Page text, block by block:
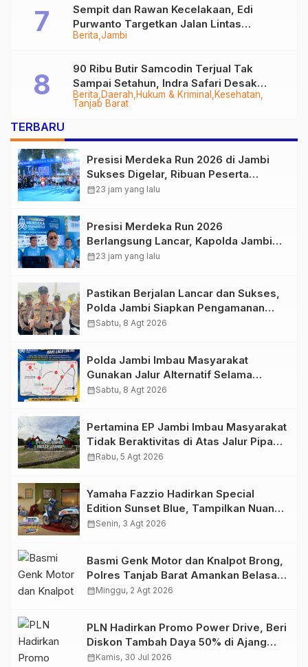
Berita Jambi
Sempit dan Rawan Kecelakaan, Edi
Purwanto Targetkan Jalan Lintas
Tungkal-Jambi Mulus di 2028
Berita Daerah Hukum & Kriminal
Kesehatan
Tanjab Barat
90 Ribu Butir Samcodin Terjual Tak
Sampai Setahun, Indra Safari Desak
Audit Menyeluruh
TERBARU
Presisi Merdeka Run 2026 di Jambi
Sukses Digelar, Ribuan Peserta
Ramaikan Event Nasional
calendar_month23 jam yang lalu
Presisi Merdeka Run 2026
Berlangsung Lancar, Kapolda Jambi
Ucapkan Terimakasih dan Apresiasi
calendar_month23 jam yang lalu
Pastikan Berjalan Lancar dan Sukses,
Polda Jambi Siapkan Pengamanan
Berlapis untuk 8.750 Pelari, 1.848
calendar_monthSabtu, 8 Agt 2026
Polda Jambi Imbau Masyarakat
Gunakan Jalur Alternatif Selama
Pelaksanaan Presisi Merdeka Run
calendar_monthSabtu, 8 Agt 2026
Pertamina EP Jambi Imbau Masyarakat
Tidak Beraktivitas di Atas Jalur Pipa
Migas Demi Keselamatan Bersama
calendar_monthRabu, 5 Agt 2026
Yamaha Fazzio Hadirkan Special
Edition Sunset Blue, Tampilkan Nuansa
Retro Summer yang Semakin Skena
calendar_monthSenin, 3 Agt 2026
Basmi Genk Motor dan Knalpot Brong,
Polres Tanjab Barat Amankan Belasan
Kendaraan
calendar_monthMinggu, 2 Agt 2026
PLN Hadirkan Promo Power Drive, Beri
Diskon Tambah Daya 50% di Ajang
GIIAS 2026
calendar_monthKamis, 30 Jul 2026